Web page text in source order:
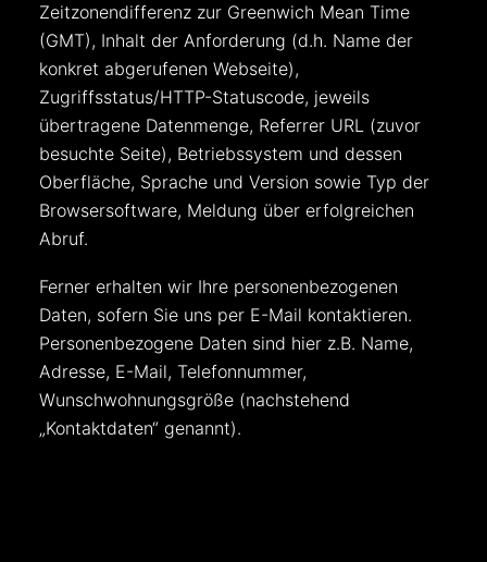
Zeitzonendifferenz zur Greenwich Mean Time
(GMT), Inhalt der Anforderung (d.h. Name der
konkret abgerufenen Webseite),
Zugriffsstatus/HTTP-Statuscode, jeweils
übertragene Datenmenge, Referrer URL (zuvor
besuchte Seite), Betriebssystem und dessen
Oberfläche, Sprache und Version sowie Typ der
Browsersoftware, Meldung über erfolgreichen
Abruf.
Ferner erhalten wir Ihre personenbezogenen
Daten, sofern Sie uns per E-Mail kontaktieren.
Personenbezogene Daten sind hier z.B. Name,
Adresse, E-Mail, Telefonnummer,
Wunschwohnungsgröße (nachstehend
„Kontaktdaten“ genannt).